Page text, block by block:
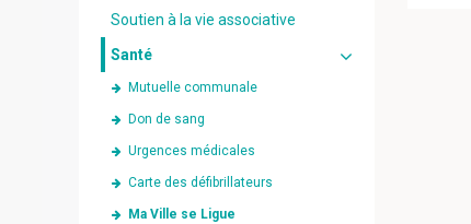
Soutien à la vie associative
Santé
Mutuelle communale
Don de sang
Urgences médicales
Carte des défibrillateurs
Ma Ville se Ligue